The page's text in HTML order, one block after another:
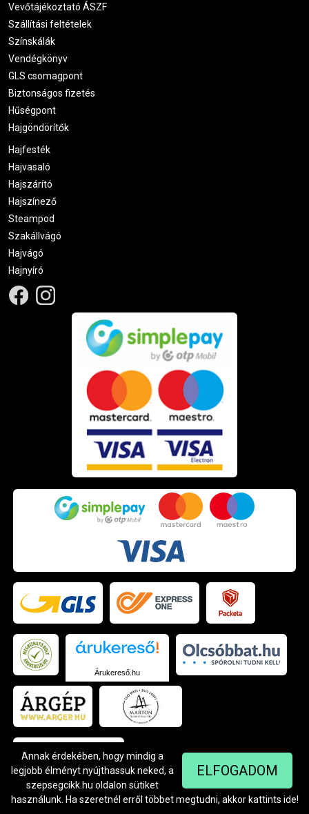
Vevőtájékoztató ÁSZF
Szállítási feltételek
Színskálák
Vendégkönyv
GLS csomagpont
Biztonságos fizetés
Hűségpont
Hajgöndörítők
Hajfesték
Hajvasaló
Hajszárító
Hajszínező
Steampod
Szakállvágó
Hajvágó
Hajnyíró
Árukereső.hu
© Szendrei Kft - 1042 Budapest, Árpád út 94.
ELFOGADOM
Annak érdekében, hogy mindig a
legjobb élményt nyújthassuk neked, a
szepsegcikk.hu oldalon sütiket
használunk. Ha szeretnél erről többet megtudni, akkor kattints ide!